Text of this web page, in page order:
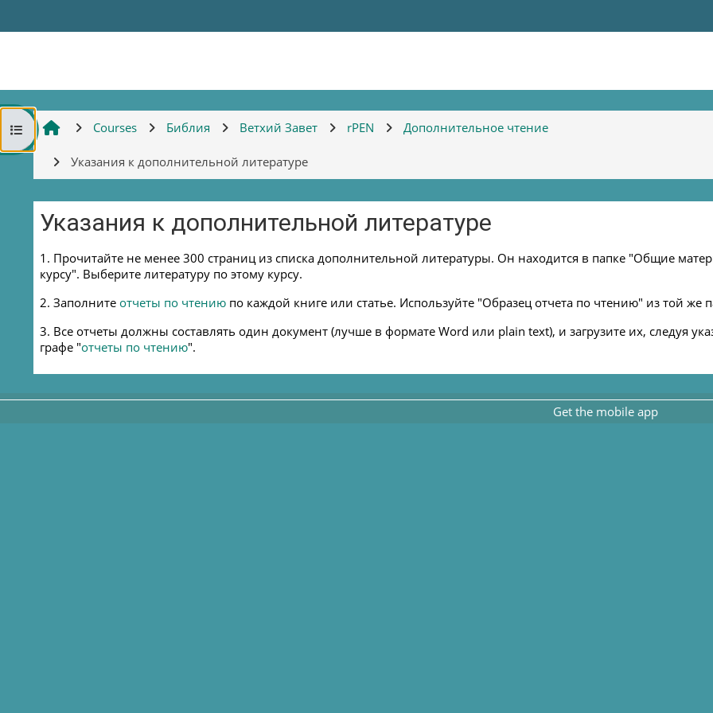
Open course indexCourses Библия Ветхий Завет rPEN Дополнительное чтение
Указания к дополнительной литературе
Указания к дополнительной литературе
Completion requirements
1. Прочитайте не менее 300 страниц из списка дополнительной литературы. Он находится в папке "Общие
курсу". Выберите литературу по этому курсу.
2. Заполнитеотчеты по чтению по каждой книге или статье. Используйте "Образец отчета по чтению" из той же
3. Все отчеты должны составлять один документ (лучше в формате Word или plain text), и загрузите их, следуя
графе "отчеты по чтению".
Get the mobile app